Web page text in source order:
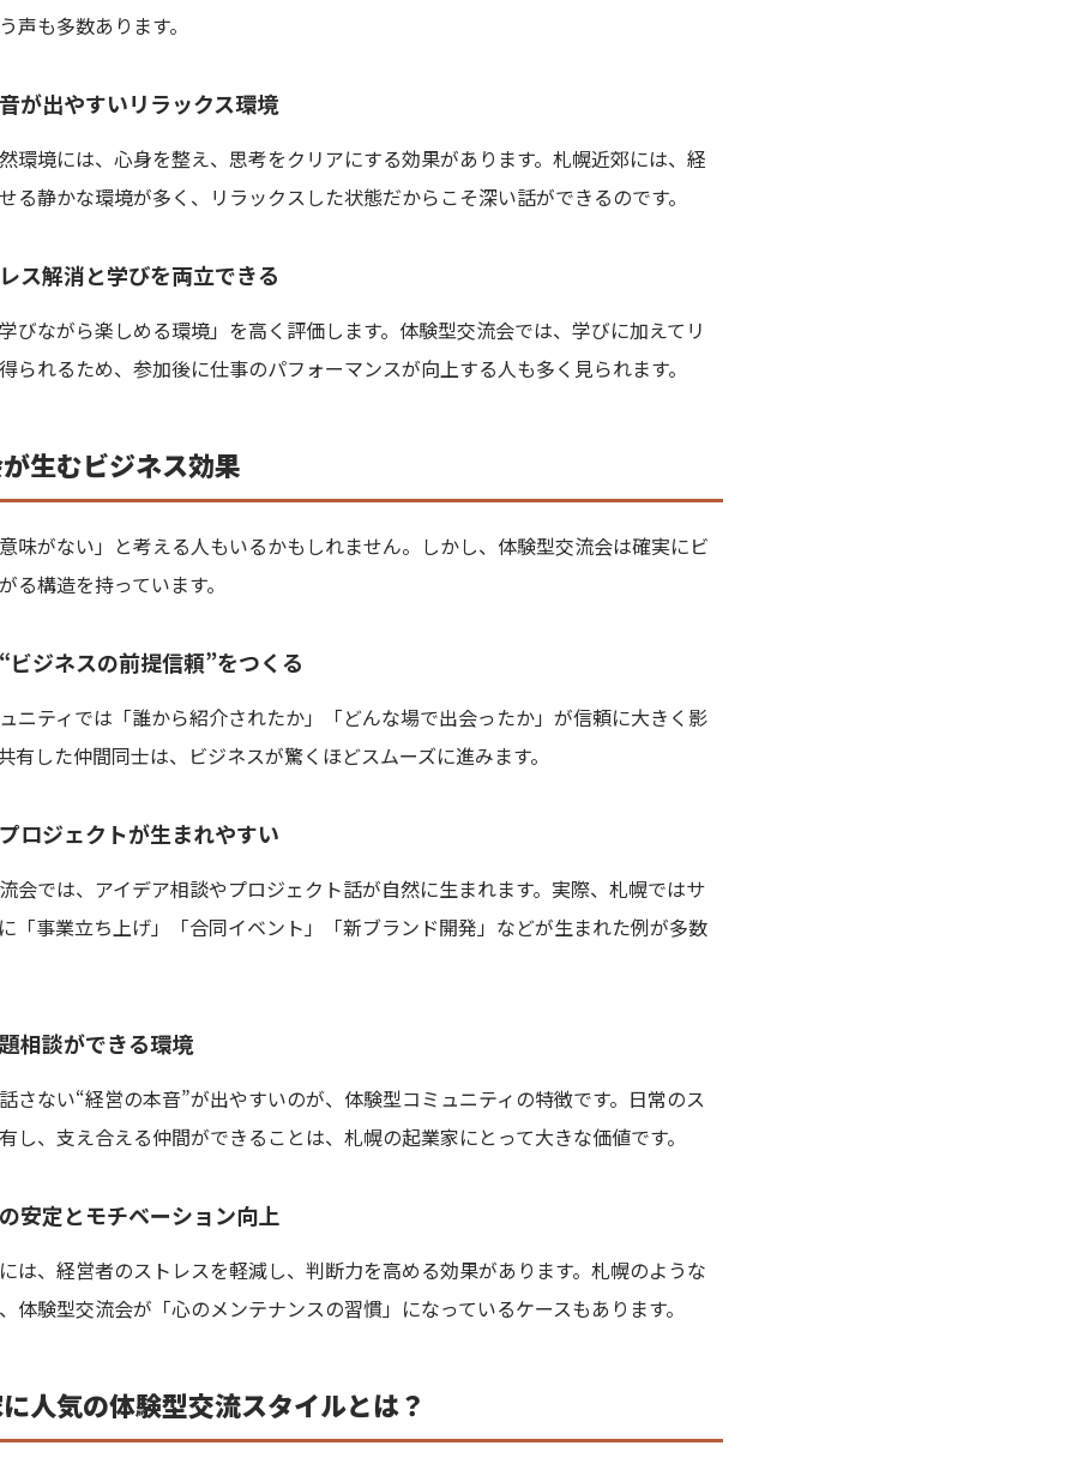
声も多数あります。
が出やすいリラックス環境
環境には、心身を整え、思考をクリアにする効果があります。札幌近郊には、経
る静かな環境が多く、リラックスした状態だからこそ深い話ができるのです。
ス解消と学びを両立できる
びながら楽しめる環境」を高く評価します。体験型交流会では、学びに加えてリ
られるため、参加後に仕事のパフォーマンスが向上する人も多く見られます。
生むビジネス効果
意味がない」と考える人もいるかもしれません。しかし、体験型交流会は確実にビ
る構造を持っています。
ビジネスの前提信頼”をつくる
ニティでは「誰から紹介されたか」「どんな場で出会ったか」が信頼に大きく影
有した仲間同士は、ビジネスが驚くほどスムーズに進みます。
ロジェクトが生まれやすい
会では、アイデア相談やプロジェクト話が自然に生まれます。実際、札幌ではサ
「事業立ち上げ」「合同イベント」「新ブランド開発」などが生まれた例が多数
相談ができる環境
さない“経営の本音”が出やすいのが、体験型コミュニティの特徴です。日常のス
し、支え合える仲間ができることは、札幌の起業家にとって大きな価値です。
安定とモチベーション向上
は、経営者のストレスを軽減し、判断力を高める効果があります。札幌のような
体験型交流会が「心のメンテナンスの習慣」になっているケースもあります。
人気の体験型交流スタイルとは？